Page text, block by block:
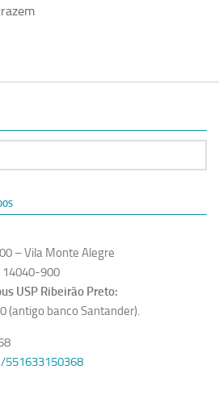
– Vila Monte Alegre
14040-900
USP Ribeirão Preto:
(antigo banco Santander).